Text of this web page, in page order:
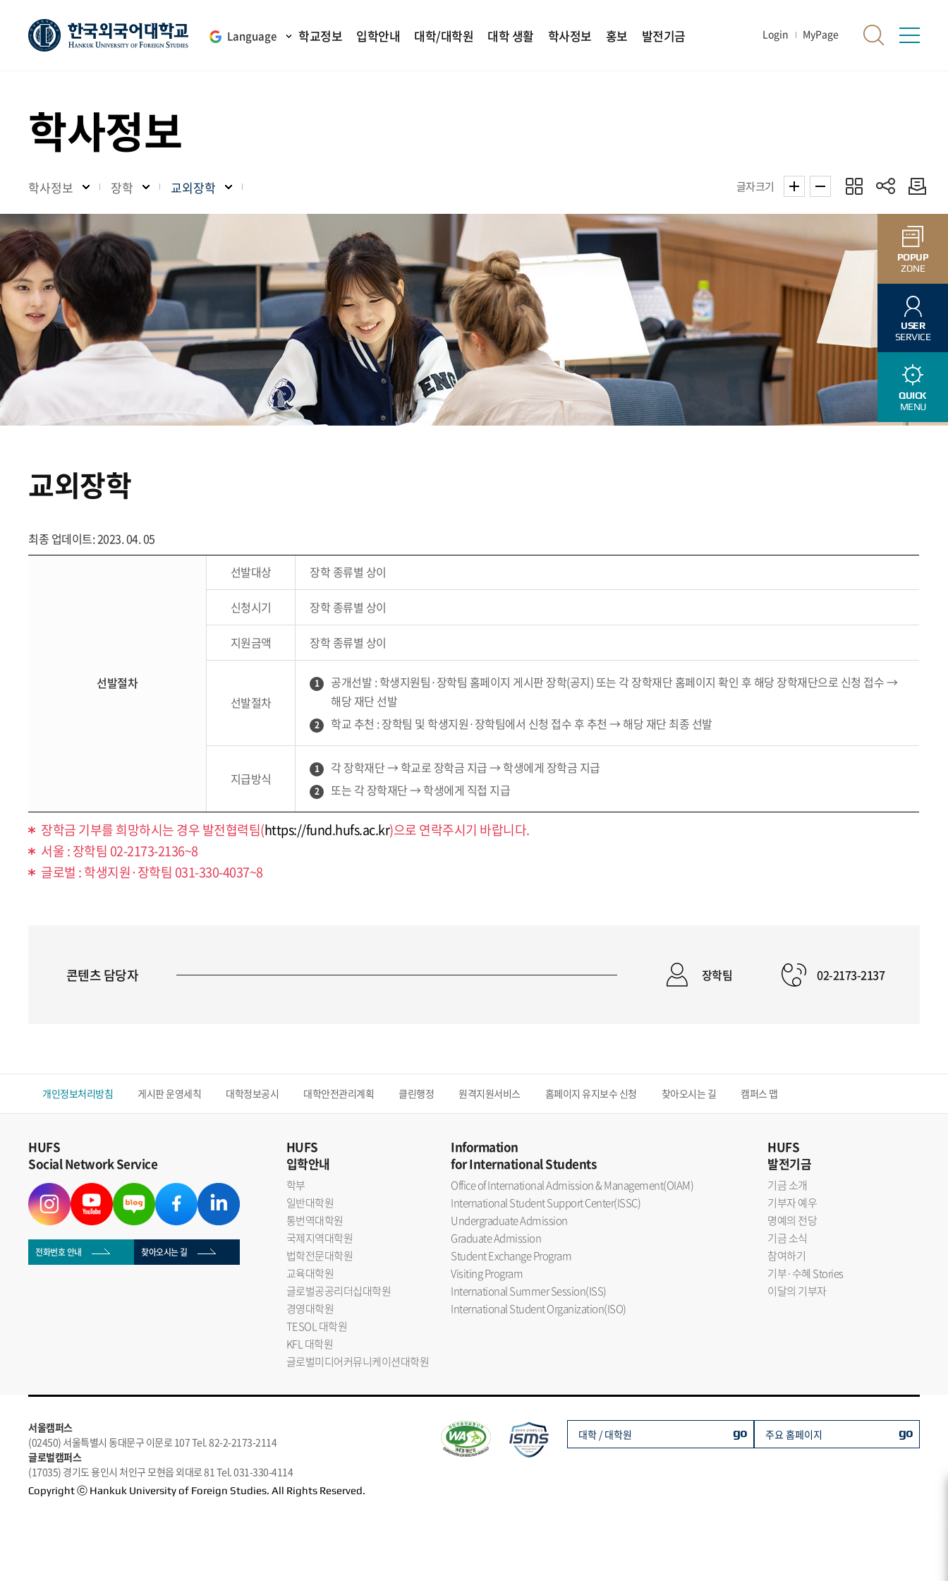
Language 학교정보 입학안내 대학/대학원 대학 생활 학사정보 홍보 발전기금 Login MyPage
POPUP
ZONE
USER
SERVICE
QUICK
MENU
학사정보
학사정보 장학 교외장학 글자크기
교외장학
최종 업데이트: 2023. 04. 05
선발절차
선발대상 장학 종류별 상이
신청시기 장학 종류별 상이
지원금액 장학 종류별 상이
선발절차
1
공개선발 : 학생지원팀·장학팀 홈페이지 게시판 장학(공지) 또는 각 장학재단 홈페이지 확인 후 해당 장학재단으로 신청 접수 →
해당 재단 선발
2 학교 추천 : 장학팀 및 학생지원·장학팀에서 신청 접수 후 추천 → 해당 재단 최종 선발
지급방식
1 각 장학재단 → 학교로 장학금 지급 → 학생에게 장학금 지급
2 또는 각 장학재단 → 학생에게 직접 지급
장학금 기부를 희망하시는 경우 발전협력팀(https://fund.hufs.ac.kr)으로 연락주시기 바랍니다.
서울 : 장학팀 02-2173-2136~8
글로벌 : 학생지원·장학팀 031-330-4037~8
콘텐츠 담당자 장학팀 02-2173-2137
개인정보처리방침 게시판 운영세칙 대학정보공시 대학안전관리계획 클린행정 원격지원서비스 홈페이지 유지보수 신청 찾아오시는 길 캠퍼스 맵
HUFS
Social Network Service
전화번호 안내 찾아오시는 길
HUFS
입학안내
학부
일반대학원
통번역대학원
국제지역대학원
법학전문대학원
교육대학원
글로벌공공리더십대학원
경영대학원
TESOL 대학원
KFL 대학원
글로벌미디어커뮤니케이션대학원
Information
for International Students
Office of International Admission & Management(OIAM)
International Student Support Center(ISSC)
Undergraduate Admission
Graduate Admission
Student Exchange Program
Visiting Program
International Summer Session(ISS)
International Student Organization(ISO)
HUFS
발전기금
기금 소개
기부자 예우
명예의 전당
기금 소식
참여하기
기부·수혜 Stories
이달의 기부자
서울캠퍼스
(02450) 서울특별시 동대문구 이문로 107 Tel. 82-2-2173-2114
글로벌캠퍼스
(17035) 경기도 용인시 처인구 모현읍 외대로 81 Tel. 031-330-4114
Copyright ⓒ Hankuk University of Foreign Studies. All Rights Reserved.
대학 / 대학원 go 주요 홈페이지 go